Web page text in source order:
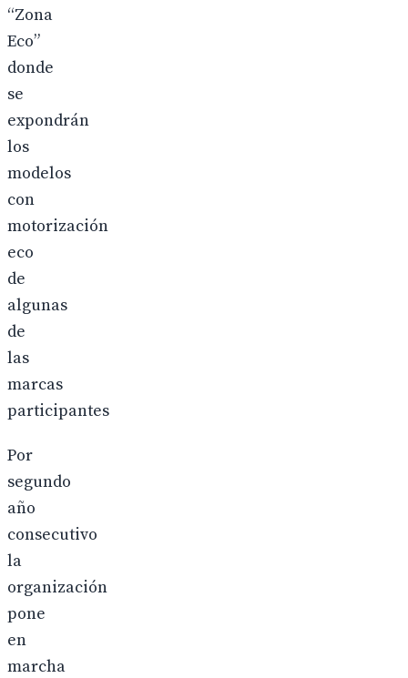
“Zona
Eco”
donde
se
expondrán
los
modelos
con
motorización
eco
de
algunas
de
las
marcas
participantes
Por
segundo
año
consecutivo
la
organización
pone
en
marcha